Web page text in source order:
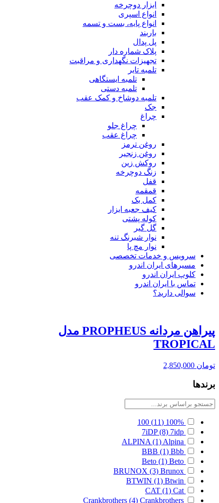
ابزار دوچرخه
انواع اسپری
انواع پایه، بست و تسمه
باربند
پل پدال
پلاک شماره دار
تجهیزات نگهداری و مراقبت
تلمبه تایر
تلمبه ایستگاهی
تلمبه دستی
تلمبه دوشاخ و کمک عقب
جک
چراغ
چراغ جلو
چراغ عقب
روغن ترمز
روغن زنجیر
روکش زین
زنگ دوچرخه
قفل
قمقمه
کمل بک
کیف جعبه ابزار
کوله پشتی
گل گیر
نوار شبرنگ تنه
نوار مچ پا
سرویس و خدمات تخصصی
مسیرهای ایران اندرو
کلوپ ایران اندرو
تماس با ایران اندرو
سوالی دارید؟
پیراهن مردانه PROPHEUS مدل
TROPICAL
تومان
برندها
100%
(11)
100
7iDP (8) 7idp
ALPINA (1) Alpina
BBB (1) Bbb
Beto (1) Beto
BRUNOX (3) Brunox
BTWIN (1) Btwin
CAT (1) Cat
Crankbrothers (4) Crankbrothers